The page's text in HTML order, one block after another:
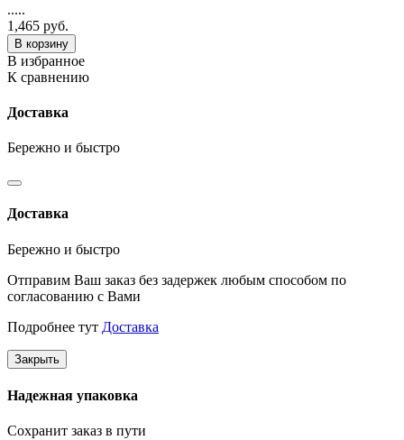
.....
1,465 руб.
В корзину
В избранное
К сравнению
Доставка
Бережно и быстро
Доставка
Бережно и быстро
Отправим Ваш заказ без задержек любым способом по
согласованию с Вами
Подробнее тут Доставка
Закрыть
Надежная упаковка
Сохранит заказ в пути